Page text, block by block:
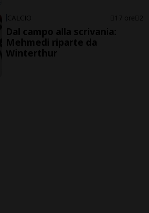
CALCIO 17 ore 2
Dal campo alla scrivania:
Mehmedi riparte da
Winterthur